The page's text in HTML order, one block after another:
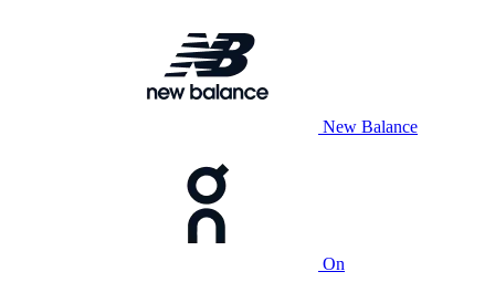
New Balance
On